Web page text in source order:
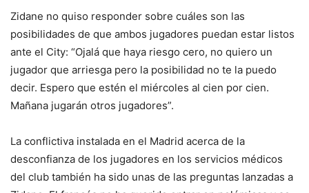
Zidane no quiso responder sobre cuáles son las
posibilidades de que ambos jugadores puedan estar listos
ante el City: “Ojalá que haya riesgo cero, no quiero un
jugador que arriesga pero la posibilidad no te la puedo
decir. Espero que estén el miércoles al cien por cien.
Mañana jugarán otros jugadores”.
La conflictiva instalada en el Madrid acerca de la
desconfianza de los jugadores en los servicios médicos
del club también ha sido unas de las preguntas lanzadas a